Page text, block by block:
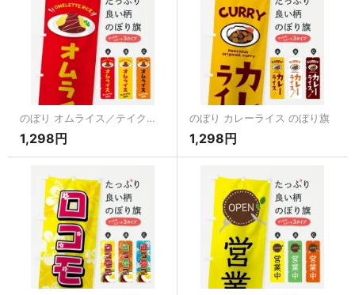
のぼり オムライス／テイクアウト・お持ち帰り のぼり旗
1,298円
のぼり カレーライス のぼり旗
1,298円